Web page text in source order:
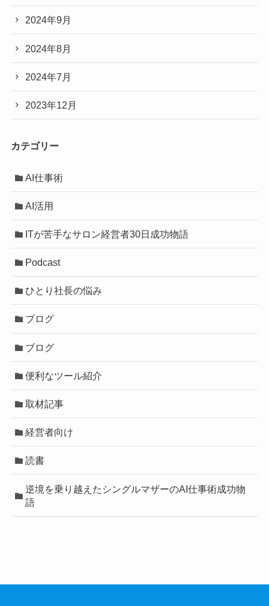
2024年9月
2024年8月
2024年7月
2023年12月
カテゴリー
AI仕事術
AI活用
ITが苦手なサロン経営者30日成功物語
Podcast
ひとり社長の悩み
ブログ
ブログ
便利なツール紹介
取材記事
経営者向け
読書
逆境を乗り越えたシングルマザーのAI仕事術成功物
語